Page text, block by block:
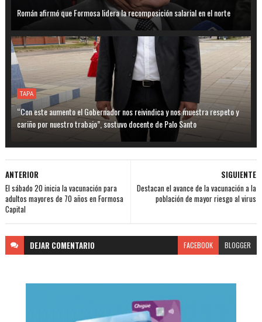
Román afirmó que Formosa lidera la recomposición salarial en el norte
TAPA
“Con este aumento el Gobernador nos reivindica y nos muestra respeto y
cariño por nuestro trabajo”, sostuvo docente de Palo Santo
SIGUIENTE
Destacan el avance de la vacunación a la
población de mayor riesgo al virus
ANTERIOR
El sábado 20 inicia la vacunación para
adultos mayores de 70 años en Formosa
Capital
DEJAR COMENTARIO FACEBOOK BLOGGER